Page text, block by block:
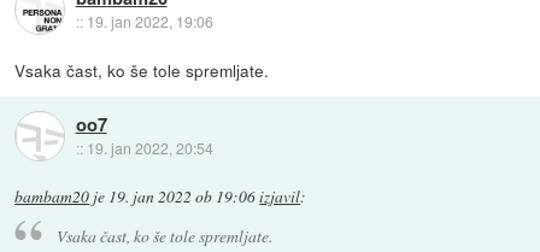
:: 19. jan 2022, 19:06
Vsaka čast, ko še tole spremljate.
oo7
:: 19. jan 2022, 20:54
bambam20 je 19. jan 2022 ob 19:06izjavil:
Vsaka čast, ko še tole spremljate.